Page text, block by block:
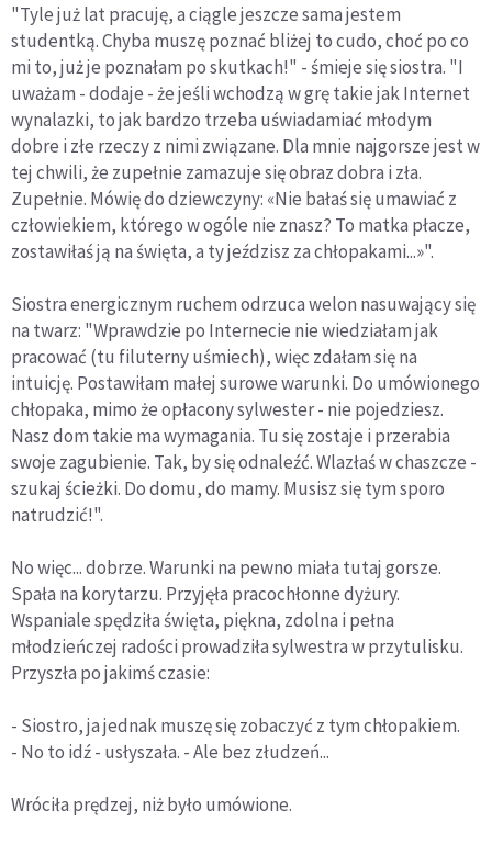
"Tyle już lat pracuję, a ciągle jeszcze sama jestem
studentką. Chyba muszę poznać bliżej to cudo, choć po co
mi to, już je poznałam po skutkach!" - śmieje się siostra. "I
uważam - dodaje - że jeśli wchodzą w grę takie jak Internet
wynalazki, to jak bardzo trzeba uświadamiać młodym
dobre i złe rzeczy z nimi związane. Dla mnie najgorsze jest w
tej chwili, że zupełnie zamazuje się obraz dobra i zła.
Zupełnie. Mówię do dziewczyny: «Nie bałaś się umawiać z
człowiekiem, którego w ogóle nie znasz? To matka płacze,
zostawiłaś ją na święta, a ty jeździsz za chłopakami...»".
Siostra energicznym ruchem odrzuca welon nasuwający się
na twarz: "Wprawdzie po Internecie nie wiedziałam jak
pracować (tu filuterny uśmiech), więc zdałam się na
intuicję. Postawiłam małej surowe warunki. Do umówionego
chłopaka, mimo że opłacony sylwester - nie pojedziesz.
Nasz dom takie ma wymagania. Tu się zostaje i przerabia
swoje zagubienie. Tak, by się odnaleźć. Wlazłaś w chaszcze -
szukaj ścieżki. Do domu, do mamy. Musisz się tym sporo
natrudzić!".
No więc... dobrze. Warunki na pewno miała tutaj gorsze.
Spała na korytarzu. Przyjęła pracochłonne dyżury.
Wspaniale spędziła święta, piękna, zdolna i pełna
młodzieńczej radości prowadziła sylwestra w przytulisku.
Przyszła po jakimś czasie:
- Siostro, ja jednak muszę się zobaczyć z tym chłopakiem.
- No to idź - usłyszała. - Ale bez złudzeń...
Wróciła prędzej, niż było umówione.